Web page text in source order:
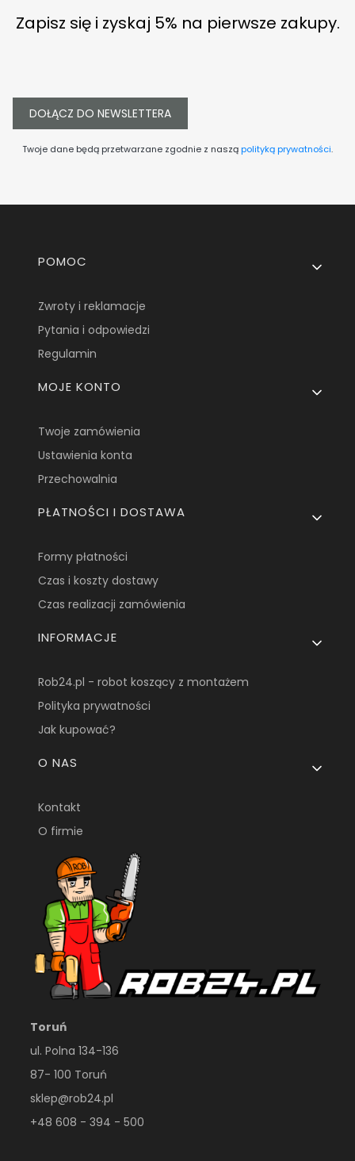
Zapisz się i zyskaj 5% na pierwsze zakupy.
DOŁĄCZ DO NEWSLETTERA
Twoje dane będą przetwarzane zgodnie z nasząpolityką prywatności.
Linki w stopce
POMOC
Zwroty i reklamacje
Pytania i odpowiedzi
Regulamin
MOJE KONTO
Twoje zamówienia
Ustawienia konta
Przechowalnia
PŁATNOŚCI I DOSTAWA
Formy płatności
Czas i koszty dostawy
Czas realizacji zamówienia
INFORMACJE
Rob24.pl - robot koszący z montażem
Polityka prywatności
Jak kupować?
O NAS
Kontakt
O firmie
Toruń
ul. Polna 134-136
87- 100 Toruń
sklep@rob24.pl
+48 608 - 394 - 500